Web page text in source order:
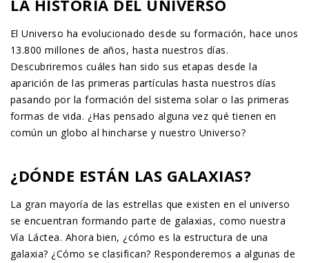
LA HISTORIA DEL UNIVERSO
El Universo ha evolucionado desde su formación, hace unos
13.800 millones de años, hasta nuestros días.
Descubriremos cuáles han sido sus etapas desde la
aparición de las primeras partículas hasta nuestros días
pasando por la formación del sistema solar o las primeras
formas de vida. ¿Has pensado alguna vez qué tienen en
común un globo al hincharse y nuestro Universo?
¿DÓNDE ESTÁN LAS GALAXIAS?
La gran mayoría de las estrellas que existen en el universo
se encuentran formando parte de galaxias, como nuestra
Vía Láctea. Ahora bien, ¿cómo es la estructura de una
galaxia? ¿Cómo se clasifican? Responderemos a algunas de